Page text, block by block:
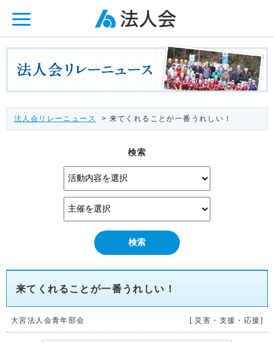
法人会リレーニュース > 来てくれることが一番うれしい！
検索
来てくれることが一番うれしい！
大宮法人会青年部会 [ 災害・支援・応援]